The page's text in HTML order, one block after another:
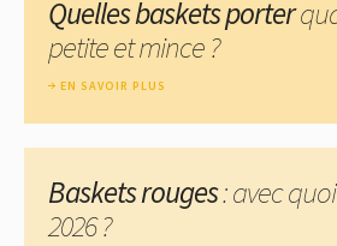
Quelles baskets porter
petite et mince ?
EN SAVOIR PLUS
Baskets rouges: avec
2026 ?